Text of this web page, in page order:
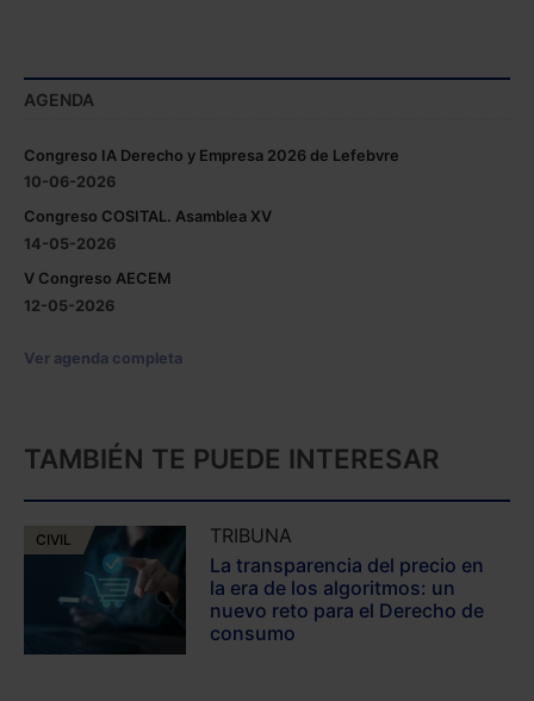
AGENDA
Congreso IA Derecho y Empresa 2026 de Lefebvre
10-06-2026
Congreso COSITAL. Asamblea XV
14-05-2026
V Congreso AECEM
12-05-2026
Ver agenda completa
TAMBIÉN TE PUEDE INTERESAR
CIVIL
TRIBUNA
La transparencia del precio en
la era de los algoritmos: un
nuevo reto para el Derecho de
consumo